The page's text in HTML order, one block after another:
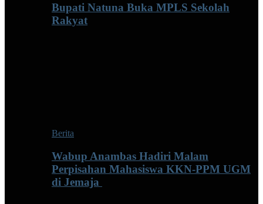
Bupati Natuna Buka MPLS Sekolah
Rakyat
Berita
Wabup Anambas Hadiri Malam
Perpisahan Mahasiswa KKN-PPM UGM
di Jemaja ‎